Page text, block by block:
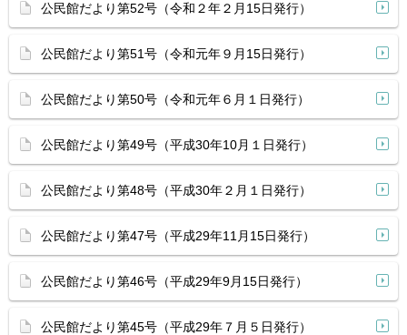
公民館だより第52号（令和２年２月15日発行）
公民館だより第51号（令和元年９月15日発行）
公民館だより第50号（令和元年６月１日発行）
公民館だより第49号（平成30年10月１日発行）
公民館だより第48号（平成30年２月１日発行）
公民館だより第47号（平成29年11月15日発行）
公民館だより第46号（平成29年9月15日発行）
公民館だより第45号（平成29年７月５日発行）